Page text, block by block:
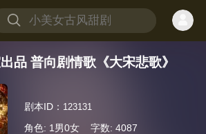
品 普向剧情歌《大宋悲歌》
剧本ID： 123131
角色: 1男0女
字数: 4087